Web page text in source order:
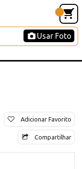
Usar Foto
Adicionar Favorito
Compartilhar